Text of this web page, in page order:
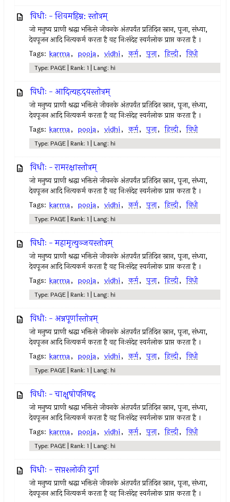
विधीः - शिवमहिम्न: स्तोत्रम्
जो मनुष्य प्राणी श्रद्धा भक्तिसे जीवनके अंतपर्यंत प्रतिदिन स्नान, पूजा, संध्या,
देवपूजन आदि नित्यकर्म करता है वह निःसंदेह स्वर्गलोक प्राप्त करता है ।
Tags: karma, pooja, vidhi, कर्म, पूजा, हिन्दी, विधी
Type: PAGE | Rank: 1 | Lang: hi
विधीः - आदित्यहृदयस्तोत्रम्
जो मनुष्य प्राणी श्रद्धा भक्तिसे जीवनके अंतपर्यंत प्रतिदिन स्नान, पूजा, संध्या,
देवपूजन आदि नित्यकर्म करता है वह निःसंदेह स्वर्गलोक प्राप्त करता है ।
Tags: karma, pooja, vidhi, कर्म, पूजा, हिन्दी, विधी
Type: PAGE | Rank: 1 | Lang: hi
विधीः - रामरक्षास्तोत्रम्
जो मनुष्य प्राणी श्रद्धा भक्तिसे जीवनके अंतपर्यंत प्रतिदिन स्नान, पूजा, संध्या,
देवपूजन आदि नित्यकर्म करता है वह निःसंदेह स्वर्गलोक प्राप्त करता है ।
Tags: karma, pooja, vidhi, कर्म, पूजा, हिन्दी, विधी
Type: PAGE | Rank: 1 | Lang: hi
विधीः - महामृत्युञ्जयस्तोत्रम्
जो मनुष्य प्राणी श्रद्धा भक्तिसे जीवनके अंतपर्यंत प्रतिदिन स्नान, पूजा, संध्या,
देवपूजन आदि नित्यकर्म करता है वह निःसंदेह स्वर्गलोक प्राप्त करता है ।
Tags: karma, pooja, vidhi, कर्म, पूजा, हिन्दी, विधी
Type: PAGE | Rank: 1 | Lang: hi
विधीः - अन्नपूर्णास्तोत्रम्
जो मनुष्य प्राणी श्रद्धा भक्तिसे जीवनके अंतपर्यंत प्रतिदिन स्नान, पूजा, संध्या,
देवपूजन आदि नित्यकर्म करता है वह निःसंदेह स्वर्गलोक प्राप्त करता है ।
Tags: karma, pooja, vidhi, कर्म, पूजा, हिन्दी, विधी
Type: PAGE | Rank: 1 | Lang: hi
विधीः - चाक्षुषोपनिषद्
जो मनुष्य प्राणी श्रद्धा भक्तिसे जीवनके अंतपर्यंत प्रतिदिन स्नान, पूजा, संध्या,
देवपूजन आदि नित्यकर्म करता है वह निःसंदेह स्वर्गलोक प्राप्त करता है ।
Tags: karma, pooja, vidhi, कर्म, पूजा, हिन्दी, विधी
Type: PAGE | Rank: 1 | Lang: hi
विधीः - सप्तश्लोकी दुर्गा
जो मनुष्य प्राणी श्रद्धा भक्तिसे जीवनके अंतपर्यंत प्रतिदिन स्नान, पूजा, संध्या,
देवपूजन आदि नित्यकर्म करता है वह निःसंदेह स्वर्गलोक प्राप्त करता है ।